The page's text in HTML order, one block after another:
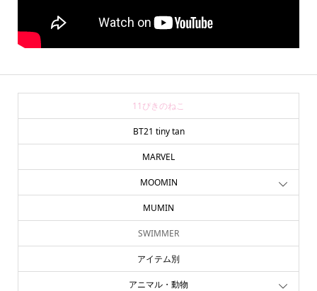
11ぴきのねこ
BT21 tiny tan
MARVEL
MOOMIN
MUMIN
SWIMMER
アイテム別
アニマル・動物